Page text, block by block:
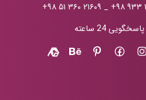
۳۲۸۸ _ +۹۸ ۵۱ ۳۶۰ ۲۱۶۰۹
24 ساعته